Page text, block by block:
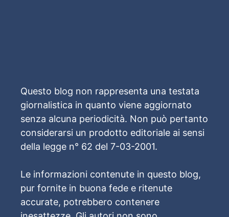
Questo blog non rappresenta una testata
giornalistica in quanto viene aggiornato
senza alcuna periodicità. Non può pertanto
considerarsi un prodotto editoriale ai sensi
della legge n° 62 del 7-03-2001.
Le informazioni contenute in questo blog,
pur fornite in buona fede e ritenute
accurate, potrebbero contenere